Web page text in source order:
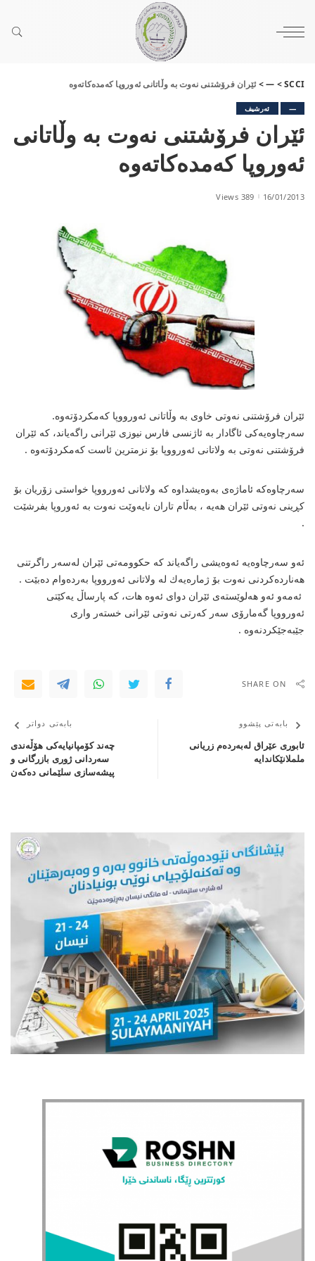
SCCI
>
—
>ئێران فرۆشتنی نه‌وت به‌ وڵاتانی ئه‌وروپا كه‌مده‌كاته‌وه‌
— ئەرشیف
ئێران فرۆشتنی نه‌وت به‌ وڵاتانی
ئه‌وروپا كه‌مده‌كاته‌وه‌
16/01/2013
389 Views
ئێران فرۆشتنی نه‌وتی خاوی به‌ وڵاتانی ئه‌ورووپا كه‌مكردۆته‌وه‌.
سه‌رچاوه‌یه‌كی ئاگادار به‌ ئاژنسی فارس نیوزی ئێرانی راگه‌یاند، كه‌ ئێران
فرۆشتنی نه‌وتی به‌ ولاتانی ئه‌ورووپا بۆ نزمترین ئاست كه‌مكردۆته‌وه‌ .
سه‌رچاوه‌كه‌ ئاماژه‌ی به‌وه‌یشداوه‌ كه‌ ولاتانی ئه‌ورووپا خواستی زۆریان بۆ
كڕینی نه‌وتی ئێران هه‌یه‌ ، به‌ڵام تاران نایه‌وێت نه‌وت به‌ ئه‌وروپا بفرشێت
.
ئه‌و سه‌رچاوه‌یه‌ ئه‌وه‌یشی راگه‌یاند كه‌ حكوومه‌تی ئێران له‌سه‌ر راگرتنی
هه‌نارده‌كردنی نه‌وت بۆ ژماره‌یه‌ك له‌ ولاتانی ئه‌ورووپا به‌رده‌وام ده‌بێت .
ئه‌مه‌و ئه‌و هه‌لوێسته‌ی ئێران دوای ئه‌وه‌ هات، كه‌ پارساڵ یه‌كێتی
ئه‌ورووپا گه‌مارۆی سه‌ر كه‌رتی نه‌وتی ئێرانی خسته‌ر واری
جێبه‌جێكردنه‌وه‌ .
SHARE ON
بابەتی پێشوو
ئابوری عێراق له‌به‌رده‌م زریانی‌
ململانێكاندایه‌
بابەتی دواتر
چەند كۆمپانیایەكی هۆڵەندی
سەردانی ژوری بازرگانی و
پیشەسازی سلێمانی دەكەن